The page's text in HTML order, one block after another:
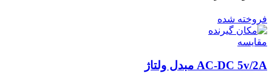
فروخته شده
مقايسه
AC-DC 5v/2A مبدل ولتاژ